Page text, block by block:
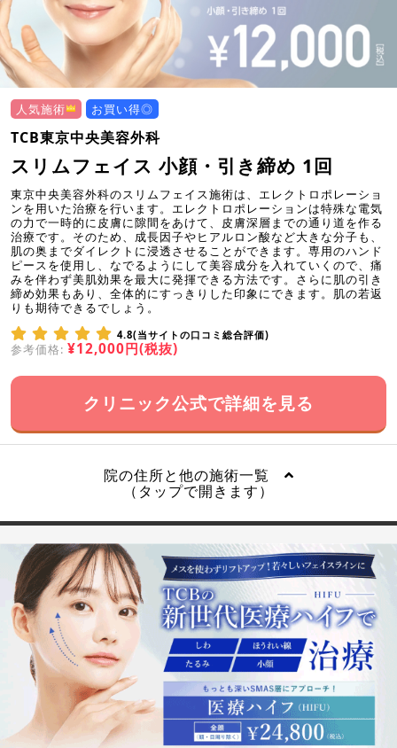
人気施術 お買い得◎
TCB東京中央美容外科
スリムフェイス 小顔・引き締め 1回
東京中央美容外科のスリムフェイス施術は、エレクトロポレーショ
ンを用いた治療を行います。エレクトロポレーションは特殊な電気
の力で一時的に皮膚に隙間をあけて、皮膚深層までの通り道を作る
治療です。そのため、成長因子やヒアルロン酸など大きな分子も、
肌の奥までダイレクトに浸透させることができます。専用のハンド
ピースを使用し、なでるようにして美容成分を入れていくので、痛
みを伴わず美肌効果を最大に発揮できる方法です。さらに肌の引き
締め効果もあり、全体的にすっきりした印象にできます。肌の若返
りも期待できるでしょう。
4.8(当サイトの口コミ総合評価)
参考価格: ¥12,000円(税抜)
クリニック公式で詳細を見る
院の住所と他の施術一覧
（タップで開きます）